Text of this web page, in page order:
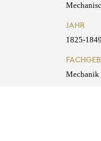
JAHR
1825-1849
Mechanik